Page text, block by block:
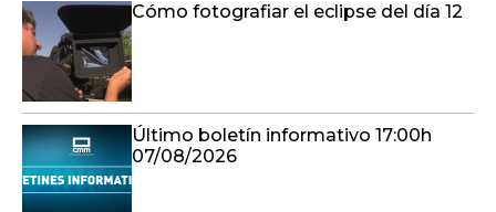
Cómo fotografiar el eclipse del día 12
Último boletín informativo 17:00h
07/08/2026